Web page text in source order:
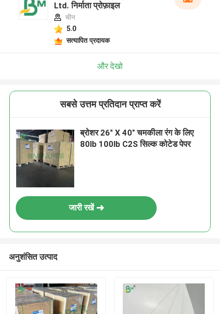
Ltd. निर्माता प्रोफ़ाइल
चीन
5.0
सत्यापित प्रदायक
और देखो
सबसे उत्तम प्रतिदान प्राप्त करें
ब्रोशर 26" X 40" चमकीला रंग के लिए
80lb 100lb C2S सिल्क कोटेड पेपर
जारी रखें
अनुशंसित उत्पाद